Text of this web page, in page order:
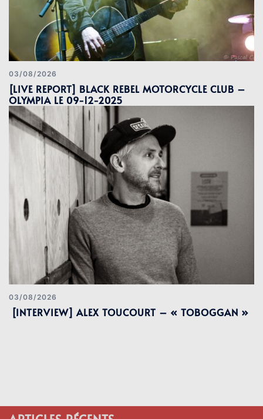
03/08/2026
[LIVE REPORT] BLACK REBEL MOTORCYCLE CLUB –
OLYMPIA LE 09-12-2025
03/08/2026
[INTERVIEW] ALEX TOUCOURT – « TOBOGGAN »